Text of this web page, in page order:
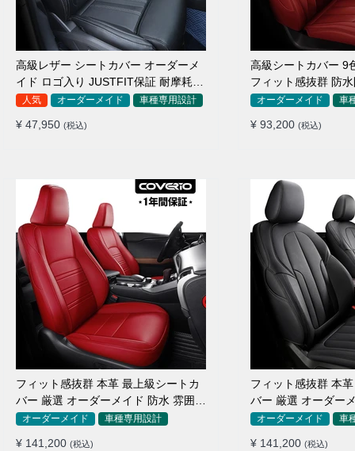
高級レザー シートカバー オーダーメ
イド ロゴ入り JUSTFIT保証 耐摩耗性
全席セット
人気 オーダーメイド 車種専用設計
¥ 47,950 (税込)
高級シートカバー 9
フィット感抜群 防
イド 全席セット
オーダーメイド 車
¥ 93,200 (税込)
フィット感抜群 本革 最上級シートカ
バー 厳選 オーダーメイド 防水 雰囲気
全席セット
オーダーメイド 車種専用設計
¥ 141,200 (税込)
フィット感抜群 本
バー 厳選 オーダー
全席セット
オーダーメイド 車
¥ 141,200 (税込)